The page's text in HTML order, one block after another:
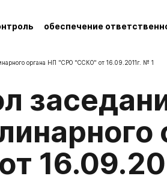
обеспечение
органа НП "СРО "ССКО" от 16.09.2011г. № 1